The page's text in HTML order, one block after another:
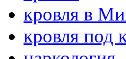
кровля в
кровля под